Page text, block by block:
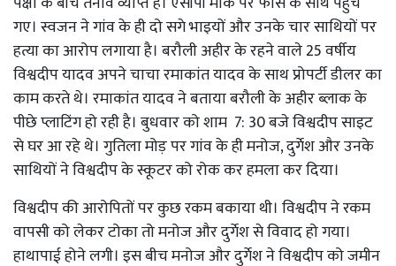
गए। स्वजन ने गांव के ही दो सगे भाइयों और उनके चार साथियों पर
हत्या का आरोप लगाया है। बरौली अहीर के रहने वाले 25 वर्षीय
विश्वदीप यादव अपने चाचा रमाकांत यादव के साथ प्रोपर्टी डीलर का
काम करते थे। रमाकांत यादव ने बताया बरौली के अहीर ब्लाक के
पीछे प्लाटिंग हो रही है। बुधवार को शाम 7: 30 बजे विश्वदीप साइट
से घर आ रहे थे। गुतिला मोड़ पर गांव के ही मनोज, दुर्गेश और उनके
साथियों ने विश्वदीप के स्कूटर को रोक कर हमला कर दिया।
विश्वदीप की आरोपितों पर कुछ रकम बकाया थी। विश्वदीप ने रकम
वापसी को लेकर टोका तो मनोज और दुर्गेश से विवाद हो गया।
हाथापाई होने लगी। इस बीच मनोज और दुर्गेश ने विश्वदीप को जमीन